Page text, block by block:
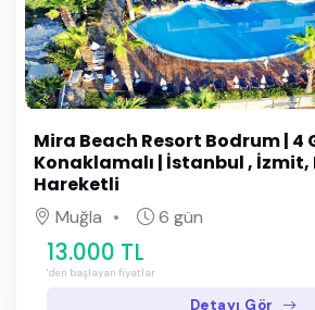
Mira Beach Resort Bodrum | 4
Konaklamalı | İstanbul , İzmit,
Hareketli
Muğla 6 gün
13.000 TL
'den başlayan fiyatlar
Detayı Gör